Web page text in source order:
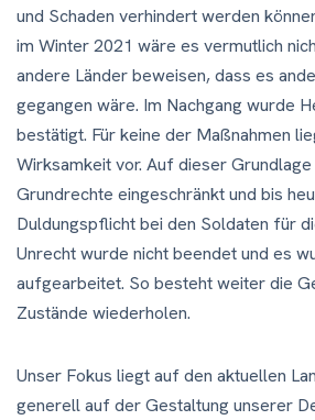
und Schaden verhindert werden
im Winter 2021 wäre es vermutlich
andere Länder beweisen, dass es
gegangen wäre. Im Nachgang wurde
bestätigt. Für keine der Maßnahmen
Wirksamkeit vor. Auf dieser
Grundrechte eingeschränkt und bis
Duldungspflicht bei den Soldaten für
Unrecht wurde nicht beendet und es
aufgearbeitet. So besteht weiter die
Zustände wiederholen.
Unser Fokus liegt auf den aktuellen
generell auf der Gestaltung unserer